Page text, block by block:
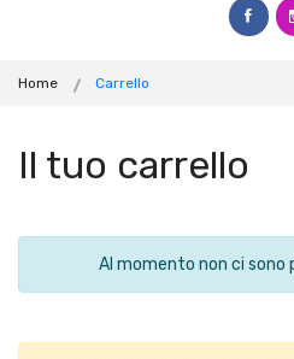
Home Carrello
Il tuo carrello
Al momento non ci sono